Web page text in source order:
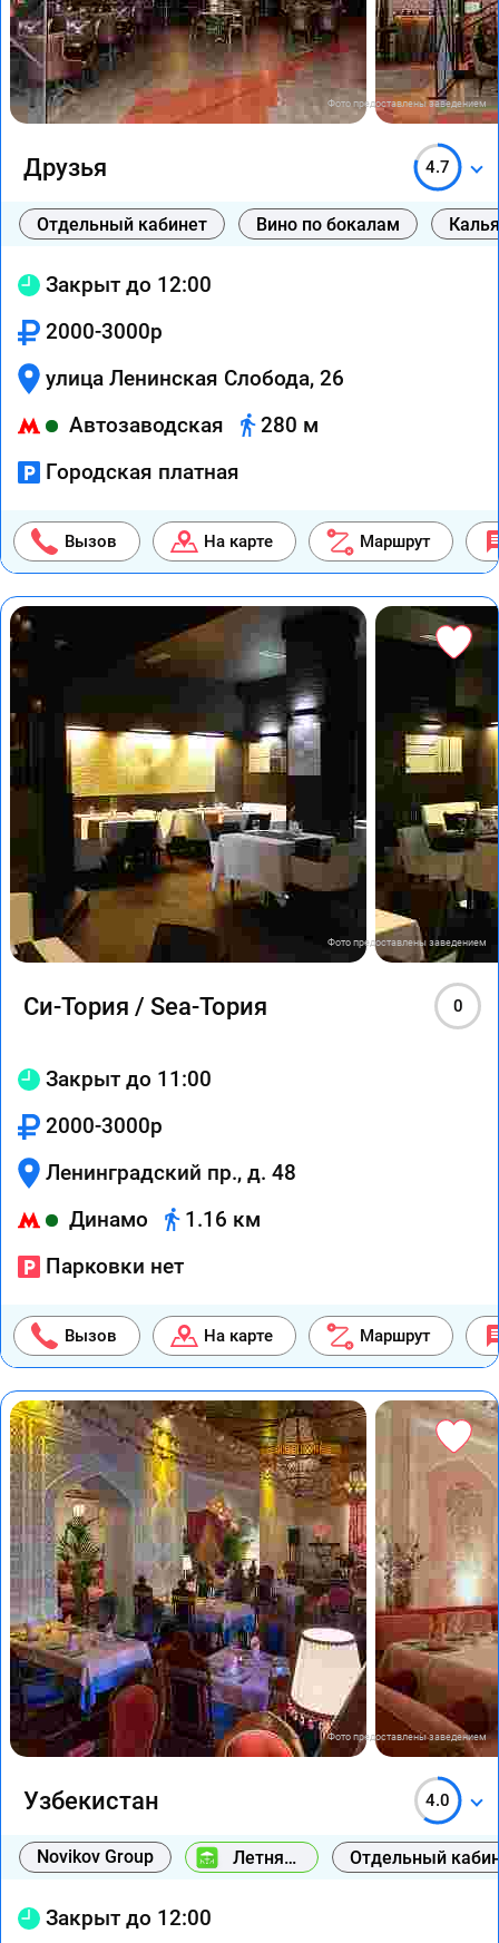
Фото предоставлены заведением
Друзья 4.7
Отдельный кабинет Вино по бокалам
Закрыт до 12:00
2000-3000р
улица Ленинская Слобода, 26
Автозаводская
280 м
Городская платная
Вызов На карте Маршрут
Фото предоставлены заведением
Си-Тория / Sea-Тория 0
Закрыт до 11:00
2000-3000р
Ленинградский пр., д. 48
Динамо
1.16 км
Парковки нет
Вызов На карте Маршрут
Фото предоставлены заведением
Узбекистан 4.0
Novikov Group
Летняя
веранда
Отдельный
Закрыт до 12:00